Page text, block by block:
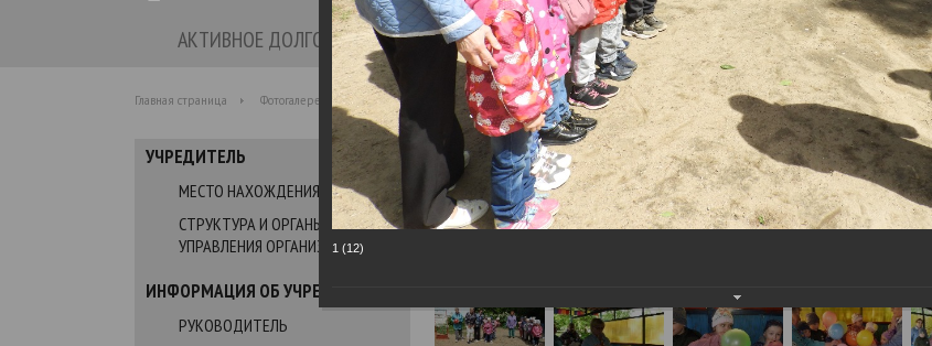
АКТИВНОЕ ДОЛГОЛЕТИЕ
ОТЗЫВЫ И ПРЕДЛОЖЕНИЯ ДОСТУПНАЯ СРЕДА
Главная страница Фотогалерея Социальная акция ко Дню защиты детей "Подарим радость детям"
УЧРЕДИТЕЛЬ
МЕСТО НАХОЖДЕНИЯ
СТРУКТУРА И ОРГАНЫ
УПРАВЛЕНИЯ ОРГАНИЗАЦИИ
ИНФОРМАЦИЯ ОБ УЧРЕЖДЕНИИ
РУКОВОДИТЕЛЬ
Фотогалерея
Социальная акция ко Дню защиты детей "Подарим радость детям"
1 (12)